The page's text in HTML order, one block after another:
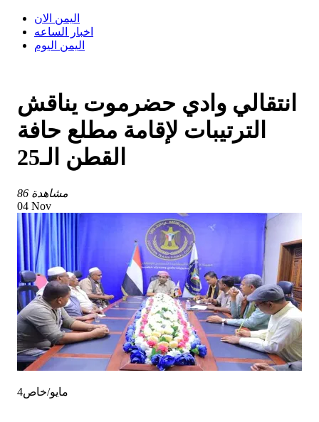
اليمن الان
اخبار الساعه
اليمن اليوم
انتقالي وادي حضرموت يناقش
الترتيبات لإقامة مطلع حافة
القطن الـ25
86 مشاهدة
04 Nov
4مايو/خاص